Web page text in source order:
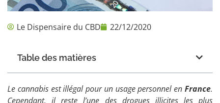
Le Dispensaire du CBD 22/12/2020
Table des matières
Le cannabis est illégal pour un usage personnel en France.
Cependant, il reste l’une des drogues illicites les plus